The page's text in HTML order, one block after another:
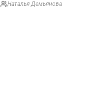
Наталья Демьянова